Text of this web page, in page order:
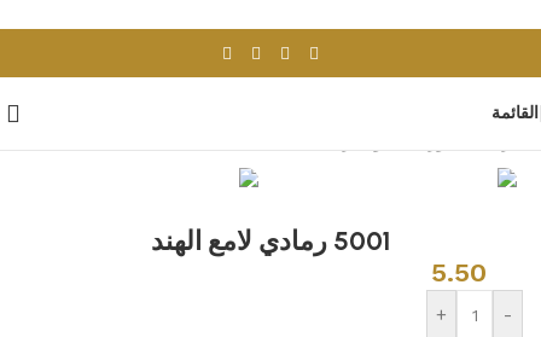
القائمة
5001 رمادي لامع الهند
5.50
-
+